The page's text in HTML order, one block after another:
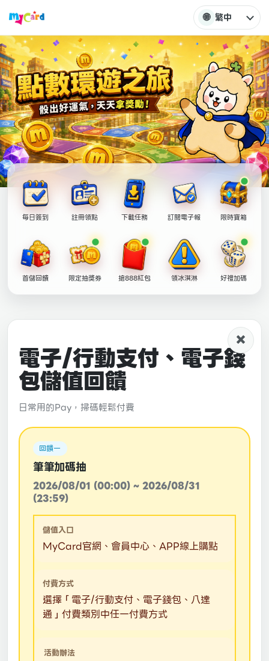
🌐 繁中
每日簽到 註冊領點 下載任務 訂閱電子報 限時寶箱
首儲回饋 限定抽獎券 搶888紅包 領冰淇淋 好禮加碼
×
電子/行動支付、電子錢
包儲值回饋
日常用的Pay，掃碼輕鬆付費
回饋一
筆筆加碼抽
2026/08/01 (00:00) ~ 2026/08/31
(23:59)
儲值入口
MyCard官網、會員中心、APP線上購點
付費方式
選擇「電子/行動支付、電子錢包、八達
通」付費類別中任一付費方式
活動辦法